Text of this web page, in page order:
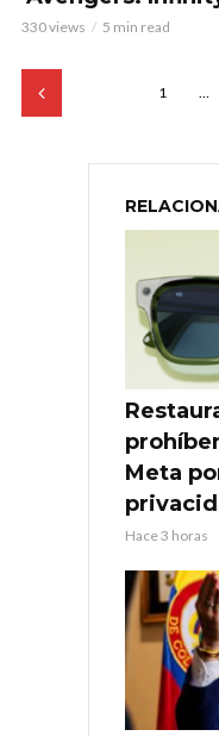
330 views 5 min read
1 …
Meta
Hace 3 horas